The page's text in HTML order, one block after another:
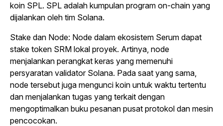
koin SPL. SPL adalah kumpulan program on-chain yang
dijalankan oleh tim Solana.
Stake dan Node: Node dalam ekosistem Serum dapat
stake token SRM lokal proyek. Artinya, node
menjalankan perangkat keras yang memenuhi
persyaratan validator Solana. Pada saat yang sama,
node tersebut juga mengunci koin untuk waktu tertentu
dan menjalankan tugas yang terkait dengan
mengoptimalkan buku pesanan pusat protokol dan mesin
pencocokan.